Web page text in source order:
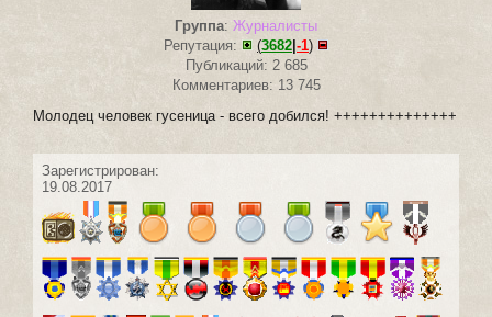
Группа: Журналисты
Репутация:
(3682 -1)
Публикаций: 2 685
Комментариев: 13 745
Молодец человек гусеница - всего добился! ++++++++++++++
Зарегистрирован:
19.08.2017